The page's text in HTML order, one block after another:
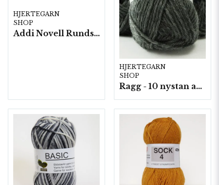
HJERTEGARN
SHOP
Addi Novell Rundsticka 5 st/fp.
HJERTEGARN
SHOP
Ragg - 10 nystan a50g./fp.